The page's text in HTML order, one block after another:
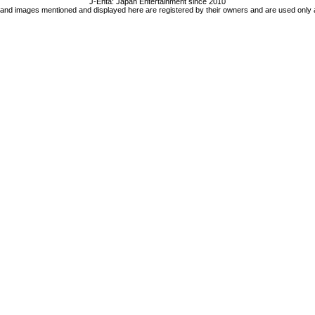
images mentioned and displayed here are registered by their owners and are used only